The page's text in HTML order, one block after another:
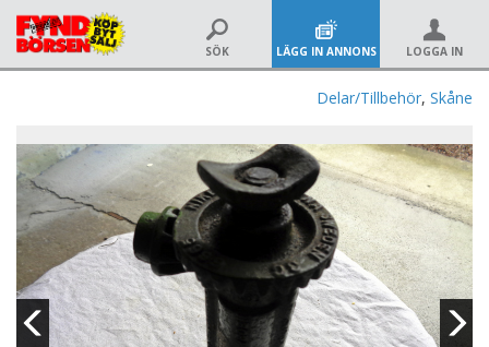
SÖK LÄGG IN ANNONS LOGGA IN
Delar/Tillbehör, Skåne